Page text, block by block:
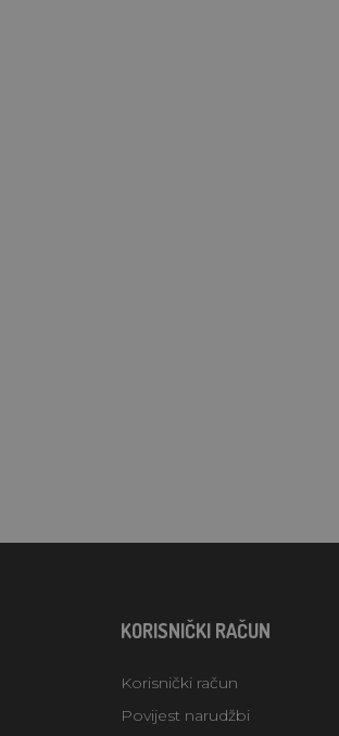
KORISNIČKI RAČUN
Korisnički račun
Povijest narudžbi